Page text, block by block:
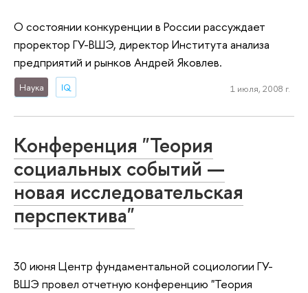
О состоянии конкуренции в России рассуждает
проректор ГУ-ВШЭ, директор Института анализа
предприятий и рынков Андрей Яковлев.
Наука IQ 1 июля, 2008 г.
Конференция "Теория
социальных событий —
новая исследовательская
перспектива"
30 июня Центр фундаментальной социологии ГУ-
ВШЭ провел отчетную конференцию "Теория